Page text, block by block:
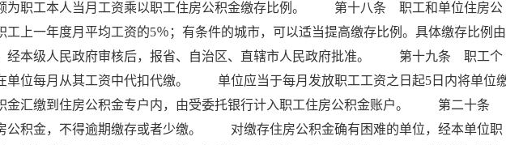
为职工本人当月工资乘以职工住房公积金缴存比例。 第十八条 职工和单位住房公
工上一年度月平均工资的5％；有条件的城市，可以适当提高缴存比例。具体缴存比例由
经本级人民政府审核后，报省、自治区、直辖市人民政府批准。 第十九条 职工个
单位每月从其工资中代扣代缴。 单位应当于每月发放职工工资之日起5日内将单位
金汇缴到住房公积金专户内，由受委托银行计入职工住房公积金账户。 第二十条
公积金，不得逾期缴存或者少缴。 对缴存住房公积金确有困难的单位，经本单位职